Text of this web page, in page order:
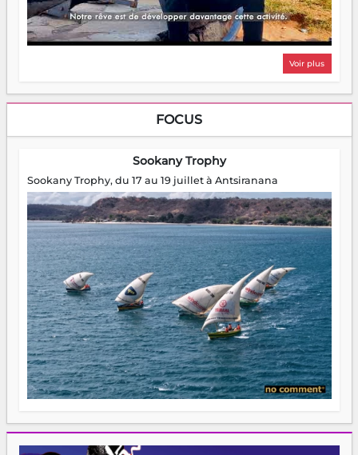
Voir plus
FOCUS
Sookany Trophy
Sookany Trophy, du 17 au 19 juillet à Antsiranana